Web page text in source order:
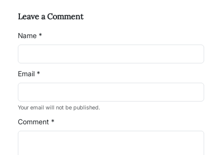
Leave a Comment
Name *
Email *
Your email will not be published.
Comment *